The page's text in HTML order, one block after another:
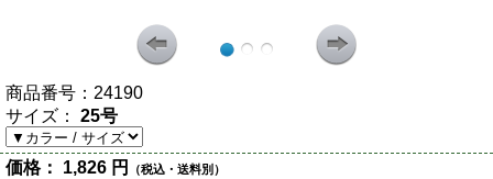
商品番号： 24190
サイズ： 25号
価格： 1,826 円 （税込・送料別）